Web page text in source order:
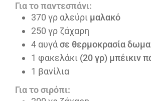
Για το παντεσπάνι:
370 γρ αλεύρι μαλακό
250 γρ ζάχαρη
4 αυγάσε θερμοκρασία
1 φακελάκι (20 γρ) μπέικιν
1 βανίλια
Για το σιρόπι: